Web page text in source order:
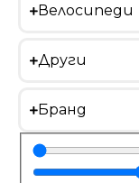
Велосипеди
Други
Бранд